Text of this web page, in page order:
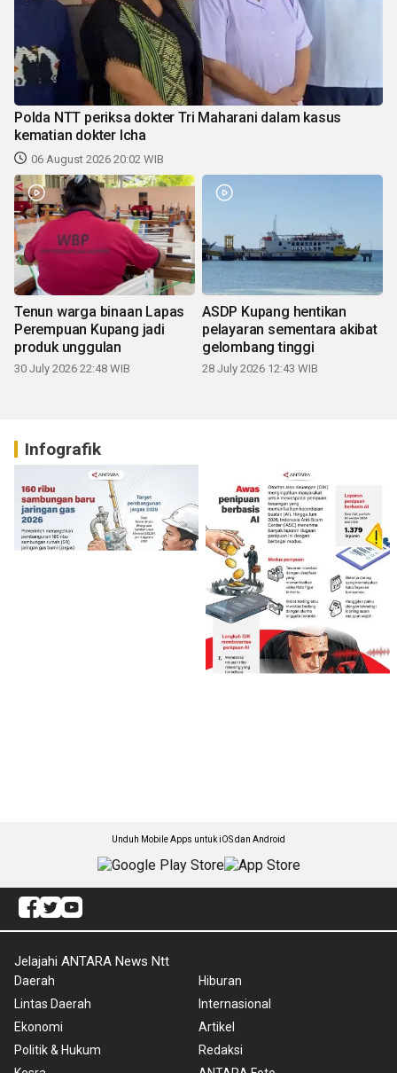
Polda NTT periksa dokter Tri Maharani dalam kasus
kematian dokter Icha
06 August 2026 20:02 WIB
Tenun warga binaan Lapas
Perempuan Kupang jadi
produk unggulan
30 July 2026 22:48 WIB
ASDP Kupang hentikan
pelayaran sementara akibat
gelombang tinggi
28 July 2026 12:43 WIB
Infografik
Unduh Mobile Apps untuk iOS dan Android
Jelajahi ANTARA News Ntt
Daerah
Lintas Daerah
Ekonomi
Politik & Hukum
Hiburan
Internasional
Artikel
Redaksi